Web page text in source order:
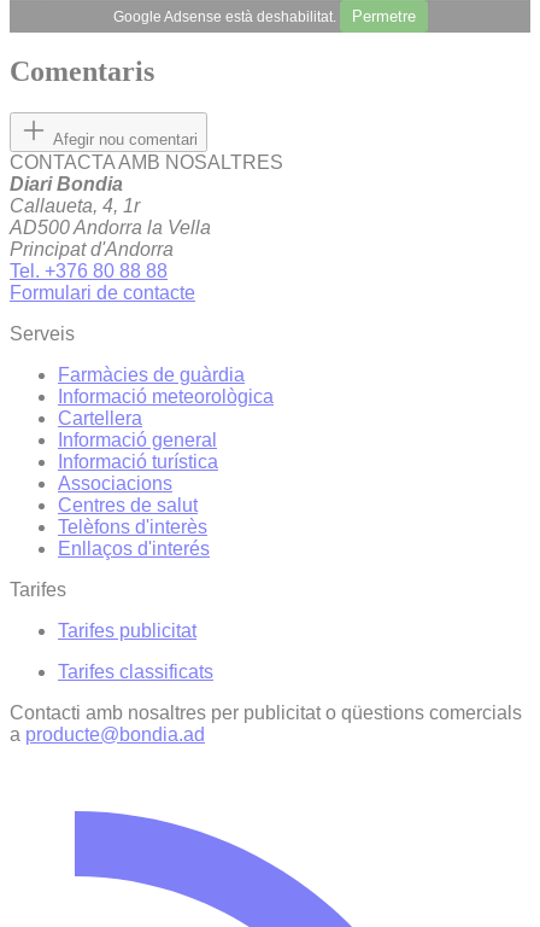
Google Adsense està deshabilitat. Permetre
Comentaris
Afegir nou comentari
CONTACTA AMB NOSALTRES
Diari Bondia
Callaueta, 4, 1r
AD500 Andorra la Vella
Principat d'Andorra
Tel. +376 80 88 88
Formulari de contacte
Serveis
Farmàcies de guàrdia
Informació meteorològica
Cartellera
Informació general
Informació turística
Associacions
Centres de salut
Telèfons d'interès
Enllaços d'interés
Tarifes
Tarifes publicitat
Tarifes classificats
Contacti amb nosaltres per publicitat o qüestions comercials
a producte@bondia.ad